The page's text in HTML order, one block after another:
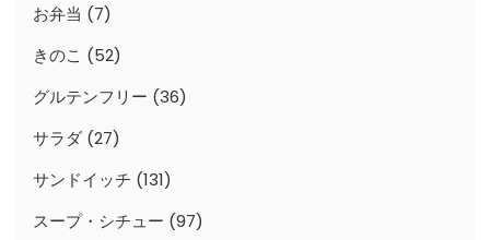
お弁当 (7)
きのこ (52)
グルテンフリー (36)
サラダ (27)
サンドイッチ (131)
スープ・シチュー (97)